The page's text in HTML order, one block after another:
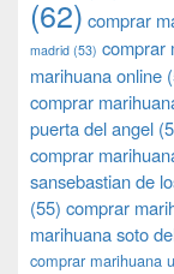
(62) comprar
madrid (53) comprar
marihuana online
comprar
puerta del angel
comprar
sansebastian de
(55) comprar
marihuana soto
comprar marihuana